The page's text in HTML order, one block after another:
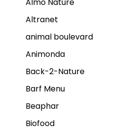
Altranet
animal boulevard
Animonda
Back-2-Nature
Barf Menu
Beaphar
Biofood